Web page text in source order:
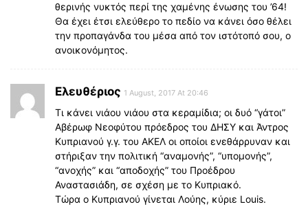
θερινής νυκτός περί της χαμένης ένωσης του ’64!
Θα έχει έτσι ελεύθερο το πεδίο να κάνει όσο θέλει
την προπαγάνδα του μέσα από τον ιστότοπό σου, ο
ανοικονόμητος.
Ελευθέριος 1 August, 2017 At 20:46
Τι κάνει νιάου νιάου στα κεραμίδια; oι δυό “γάτοι”
Αβέρωφ Νεοφύτου πρόεδρος του ΔΗΣΥ και Άντρος
Κυπριανού γ.γ. του ΑΚΕΛ οι οποίοι ενεθάρρυναν και
στήριξαν την πολιτική “αναμονής”, “υπομονής”,
“ανοχής” και “αποδοχής” του Προέδρου
Αναστασιάδη, σε σχέση με το Κυπριακό.
Τώρα ο Κυπριανού γίνεται Λούης, κύριε Louis.